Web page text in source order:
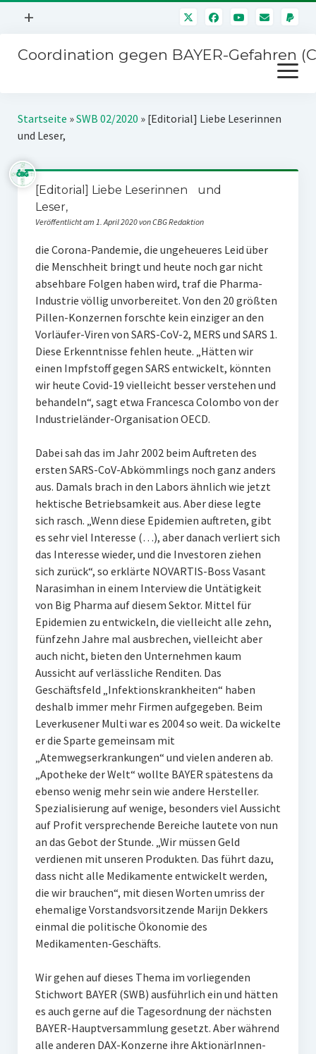
Menü
+
Mitmachen
Über uns
Kontakt
Impressum
Störfälle
Coordination gegen BAYER-Gefahren
Menü
öffnen
Kampagnen
Stichwort BAYER
Jahrestagung
Startseite »SWB 02/2020 » [Editorial] Liebe Leserinnen
und Leser,
[Editorial] Liebe Leserinnen und
Leser,
Veröffentlicht am 1. April 2020 von CBG Redaktion
die Corona-Pandemie, die ungeheueres Leid über
die Menschheit bringt und heute noch gar nicht
absehbare Folgen haben wird, traf die Pharma-
Industrie völlig unvorbereitet. Von den 20 größten
Pillen-Konzernen forschte kein einziger an den
Vorläufer-Viren von SARS-CoV-2, MERS und SARS 1.
Diese Erkenntnisse fehlen heute. „Hätten wir
einen Impfstoff gegen SARS entwickelt, könnten
wir heute Covid-19 vielleicht besser verstehen und
behandeln“, sagt etwa Francesca Colombo von der
Industrieländer-Organisation OECD.
Dabei sah das im Jahr 2002 beim Auftreten des
ersten SARS-CoV-Abkömmlings noch ganz anders
aus. Damals brach in den Labors ähnlich wie jetzt
hektische Betriebsamkeit aus. Aber diese legte
sich rasch. „Wenn diese Epidemien auftreten, gibt
es sehr viel Interesse (…), aber danach verliert sich
das Interesse wieder, und die Investoren ziehen
sich zurück“, so erklärte NOVARTIS-Boss Vasant
Narasimhan in einem Interview die Untätigkeit
von Big Pharma auf diesem Sektor. Mittel für
Epidemien zu entwickeln, die vielleicht alle zehn,
fünfzehn Jahre mal ausbrechen, vielleicht aber
auch nicht, bieten den Unternehmen kaum
Aussicht auf verlässliche Renditen. Das
Geschäftsfeld „Infektionskrankheiten“ haben
deshalb immer mehr Firmen aufgegeben. Beim
Leverkusener Multi war es 2004 so weit. Da wickelte
er die Sparte gemeinsam mit
„Atemwegserkrankungen“ und vielen anderen ab.
„Apotheke der Welt“ wollte BAYER spätestens da
ebenso wenig mehr sein wie andere Hersteller.
Spezialisierung auf wenige, besonders viel Aussicht
auf Profit versprechende Bereiche lautete von nun
an das Gebot der Stunde. „Wir müssen Geld
verdienen mit unseren Produkten. Das führt dazu,
dass nicht alle Medikamente entwickelt werden,
die wir brauchen“, mit diesen Worten umriss der
ehemalige Vorstandsvorsitzende Marijn Dekkers
einmal die politische Ökonomie des
Medikamenten-Geschäfts.
Wir gehen auf dieses Thema im vorliegenden
Stichwort BAYER (SWB) ausführlich ein und hätten
es auch gerne auf die Tagesordnung der nächsten
BAYER-Hauptversammlung gesetzt. Aber während
alle anderen DAX-Konzerne ihre AktionärInnen-